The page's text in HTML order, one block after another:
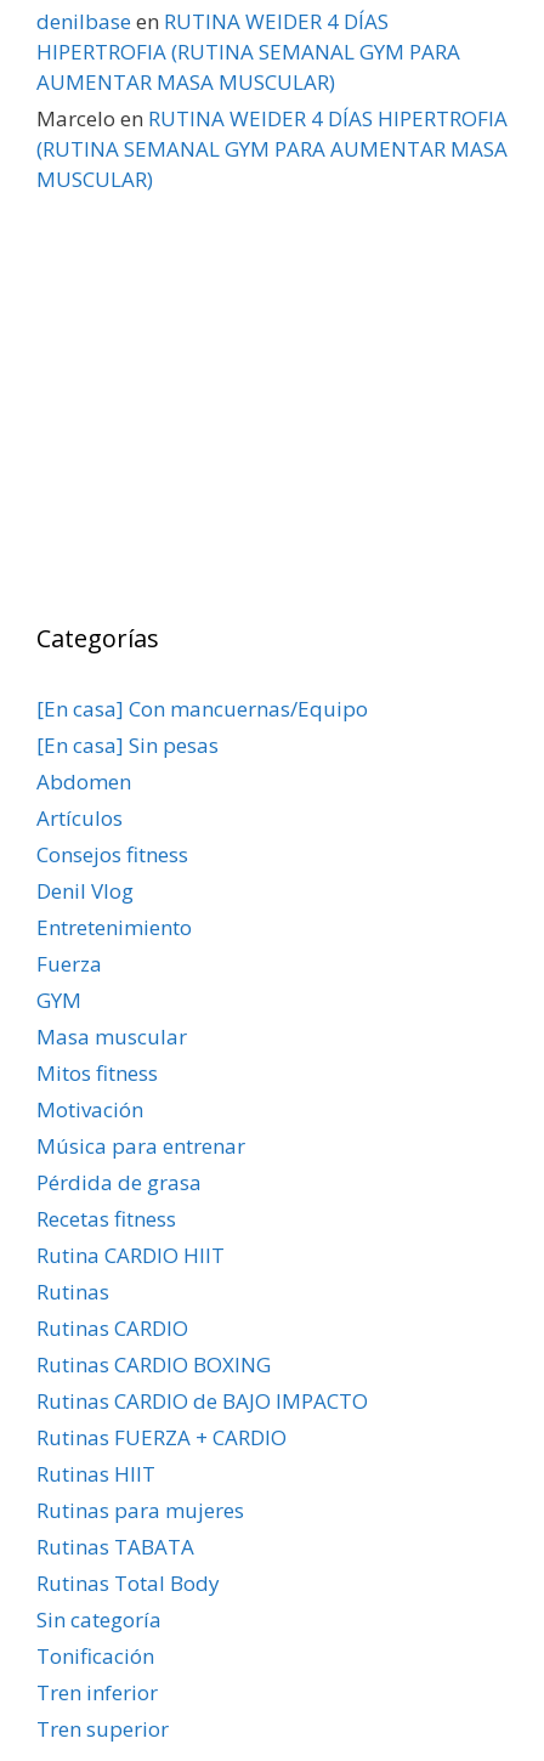
denilbaseen RUTINA WEIDER 4 DÍAS
HIPERTROFIA (RUTINA SEMANAL GYM PARA
AUMENTAR MASA MUSCULAR)
Marcelo en RUTINA WEIDER 4 DÍAS HIPERTROFIA
(RUTINA SEMANAL GYM PARA AUMENTAR MASA
MUSCULAR)
Categorías
[En casa] Con mancuernas/Equipo
[En casa] Sin pesas
Abdomen
Artículos
Consejos fitness
Denil Vlog
Entretenimiento
Fuerza
GYM
Masa muscular
Mitos fitness
Motivación
Música para entrenar
Pérdida de grasa
Recetas fitness
Rutina CARDIO HIIT
Rutinas
Rutinas CARDIO
Rutinas CARDIO BOXING
Rutinas CARDIO de BAJO IMPACTO
Rutinas FUERZA + CARDIO
Rutinas HIIT
Rutinas para mujeres
Rutinas TABATA
Rutinas Total Body
Sin categoría
Tonificación
Tren inferior
Tren superior